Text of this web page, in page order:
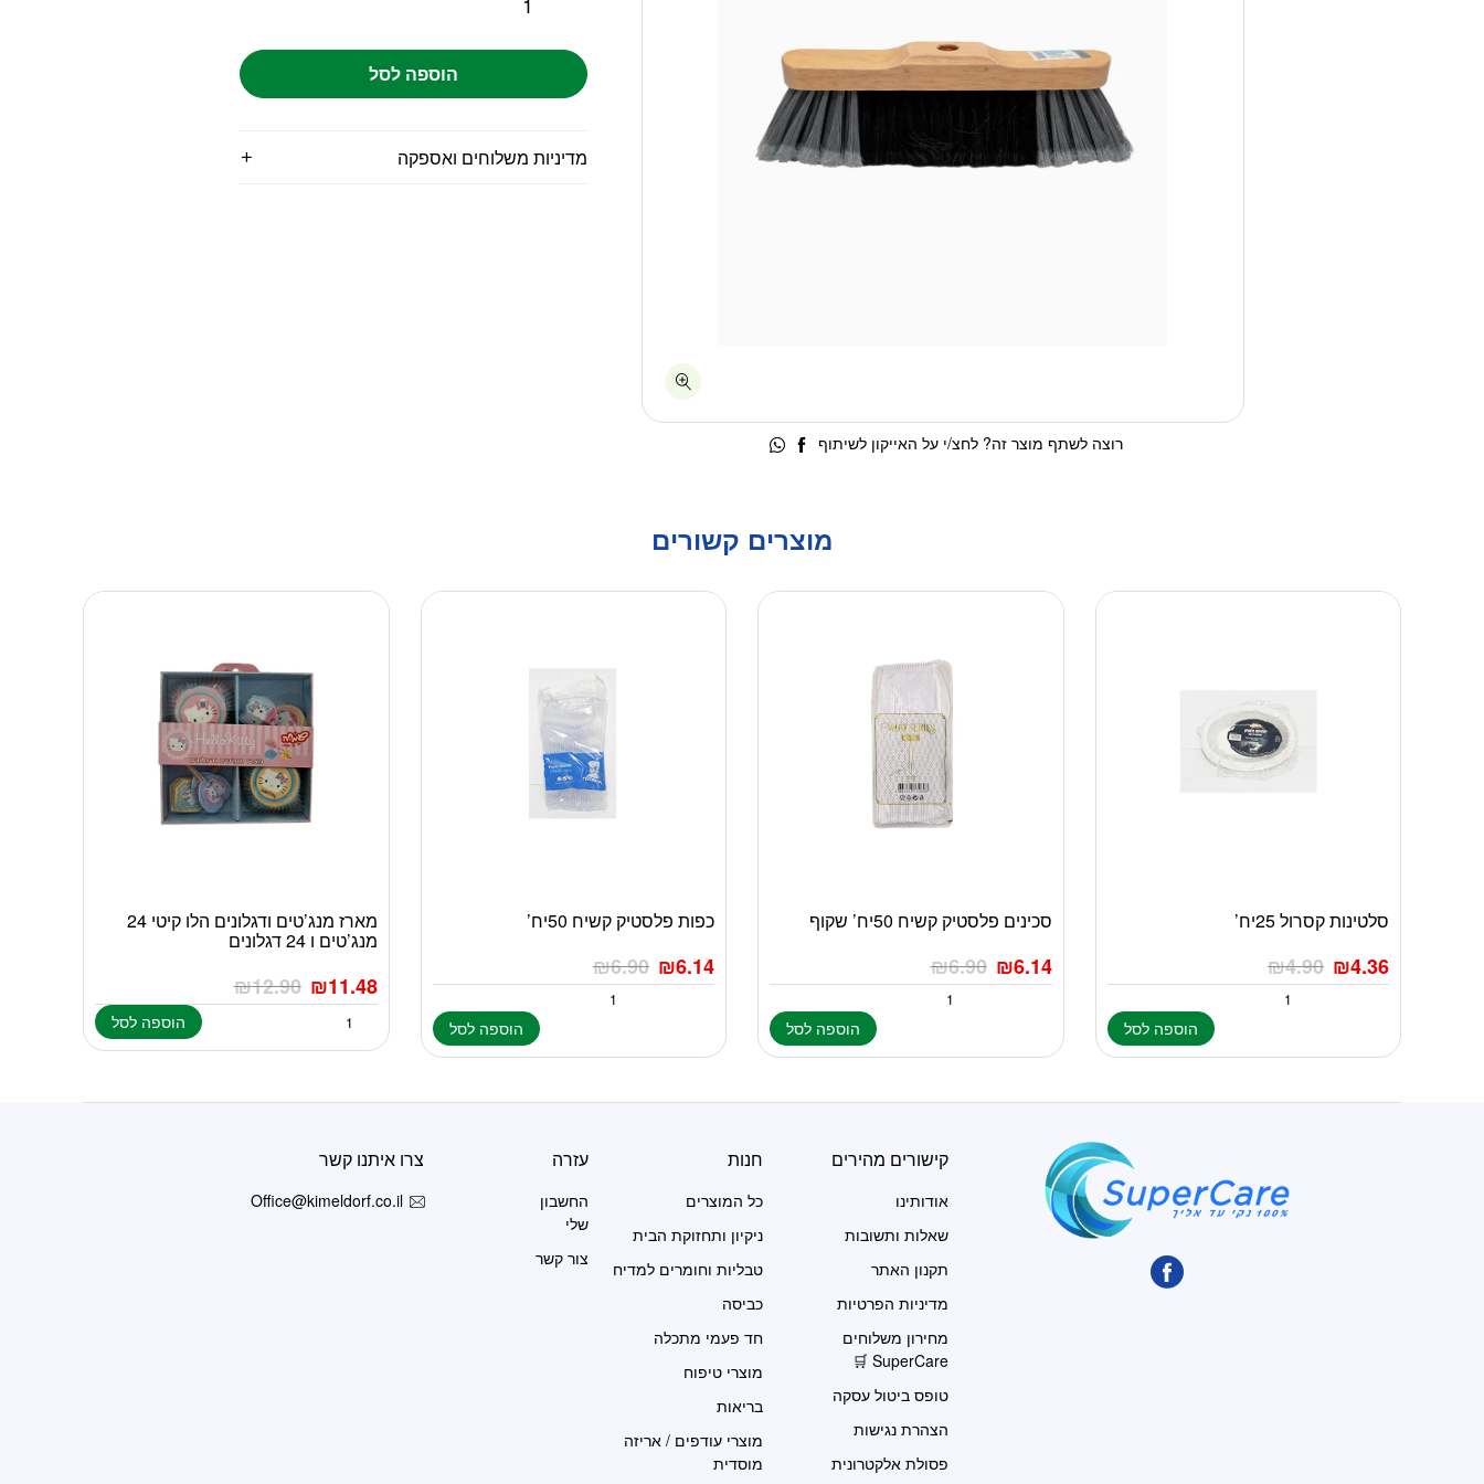
הוספה לסל
מדיניות משלוחים ואספקה
רוצה לשתף מוצר זה? לחצ/י על האייקון לשיתוף
מוצרים קשורים
סלטינות קסרול 25יח’
₪4.90 ₪4.36
הוספה לסל
סכינים פלסטיק קשיח 50יח’ שקוף
₪6.90 ₪6.14
הוספה לסל
כפות פלסטיק קשיח 50יח’
₪6.90 ₪6.14
הוספה לסל
מארז מנג’טים ודגלונים הלו קיטי 24
מנג’טים ו 24 דגלונים
₪12.90 ₪11.48
הוספה לסל
קישורים מהירים
אודותינו
שאלות ותשובות
תקנון האתר
מדיניות הפרטיות
מחירון משלוחים
SuperCare 🛒
טופס ביטול עסקה
הצהרת נגישות
פסולת אלקטרונית
חנות
כל המוצרים
ניקיון ותחזוקת הבית
טבליות וחומרים למדיח
כביסה
חד פעמי מתכלה
מוצרי טיפוח
בריאות
מוצרי עודפים / אריזה
מוסדית
עזרה
החשבון
שלי
צור קשר
צרו איתנו קשר
Office@kimeldorf.co.il